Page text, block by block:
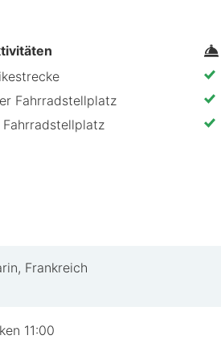
das regionale
du Mehrbachel
Fahrradstellplatz
Frankreich
11:00